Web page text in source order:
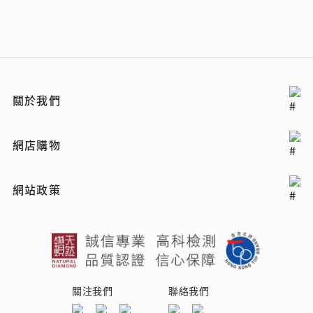
關於我們
網店購物
網站政策
關注我們 聯絡我們